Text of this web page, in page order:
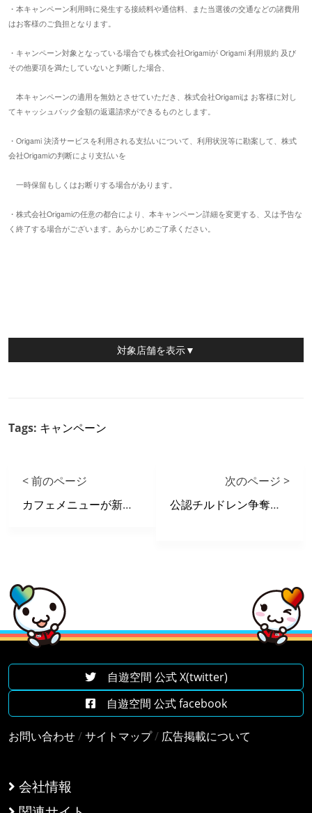
・本キャンペーン利用時に発生する接続料や通信料、また当選後の交通などの諸費用
はお客様のご負担となります。
・キャンペーン対象となっている場合でも株式会社Origamiが Origami 利用規約 及び
その他要項を満たしていないと判断した場合、
本キャンペーンの適用を無効とさせていただき、 株式会社Origamiは お客様に対し
てキャッシュバック金額の返還請求ができるものとします。
・Origami 決済サービスを利用される支払いについて、利用状況等に勘案して、株式
会社Origamiの判断により支払いを
一時保留もしくはお断りする場合があります。
・株式会社Origamiの任意の都合により、本キャンペーン詳細を変更する、又は予告な
く終了する場合がございます。あらかじめご了承ください。
対象店舗を表示▼
Tags: キャンペーン
< 前のページ
カフェメニューが新しくなりました。
次のページ >
公認チルドレン争奪戦DARTS BATTLEin高田馬場店
会社情報
自遊空間 公式 X(twitter)
自遊空間 公式 facebook
お問い合わせ/サイトマップ/ 広告掲載について